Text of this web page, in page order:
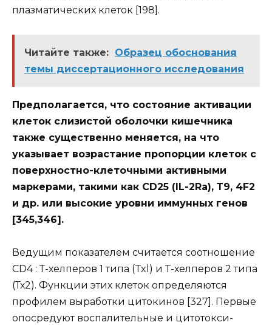
плазматических клеток [198].
Читайте также: Образец обоснования
темы диссертационного исследования
Предполагается, что состояние активации
клеток слизистой оболочки кишечника
также существенно меняется, на что
указывает возрастание пропорции клеток с
поверхностно-клеточными активными
маркерами, такими как CD25 (lL-2Ra), Т9, 4F2
и др. или высокие уровни иммунных генов
[345,346].
Ведущим показателем считается соотношение
CD4 : Т-хелперов 1 типа (Txl) и Т-хелперов 2 типа
(Тх2). Функции этих клеток определяются
профилем выработки цитокинов [327]. Первые
опосредуют воспалительные и цитотокси-